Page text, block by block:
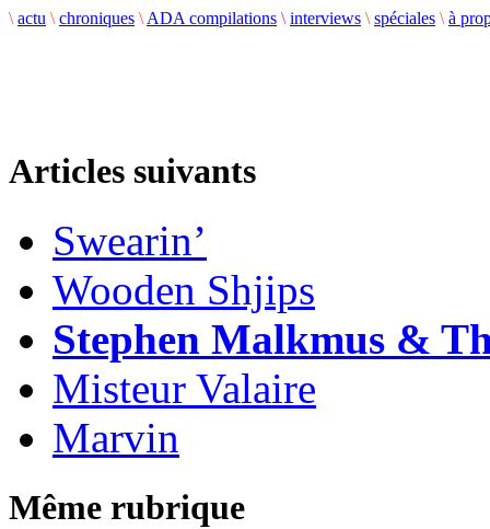
\ actu \ chroniques \ ADA compilations \ interviews \ spéciales \ à
Articles suivants
Swearin’
Wooden Shjips
Stephen Malkmus &
Misteur Valaire
Marvin
Même rubrique